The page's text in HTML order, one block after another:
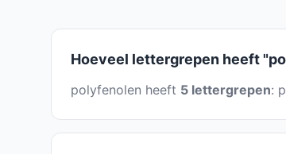
Hoeveel lettergrepen heeft
polyfenolen heeft 5 lettergrepen: